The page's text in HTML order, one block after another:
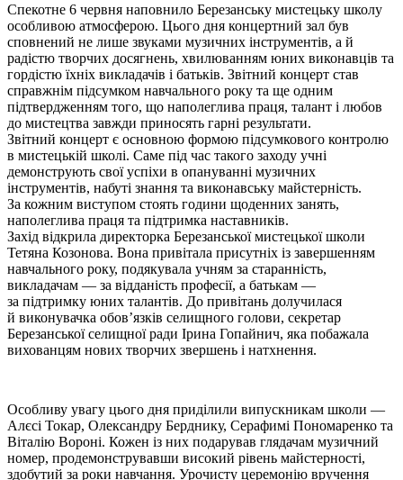
Спекотне 6 червня наповнило Березанську мистецьку школу
особливою атмосферою. Цього дня концертний зал був
сповнений не лише звуками музичних інструментів, а й
радістю творчих досягнень, хвилюванням юних виконавців та
гордістю їхніх викладачів і батьків. Звітний концерт став
справжнім підсумком навчального року та ще одним
підтвердженням того, що наполеглива праця, талант і любов
до мистецтва завжди приносять гарні результати.
Звітний концерт є основною формою підсумкового контролю
в мистецькій школі. Саме під час такого заходу учні
демонструють свої успіхи в опануванні музичних
інструментів, набуті знання та виконавську майстерність.
За кожним виступом стоять години щоденних занять,
наполеглива праця та підтримка наставників.
Захід відкрила директорка Березанської мистецької школи
Тетяна Козонова. Вона привітала присутніх із завершенням
навчального року, подякувала учням за старанність,
викладачам — за відданість професії, а батькам —
за підтримку юних талантів. До привітань долучилася
й виконувачка обов’язків селищного голови, секретар
Березанської селищної ради Ірина Гопайнич, яка побажала
вихованцям нових творчих звершень і натхнення.
Особливу увагу цього дня приділили випускникам школи —
Алєсі Токар, Олександру Берднику, Серафимі Пономаренко та
Віталію Вороні. Кожен із них подарував глядачам музичний
номер, продемонструвавши високий рівень майстерності,
здобутий за роки навчання. Урочисту церемонію вручення